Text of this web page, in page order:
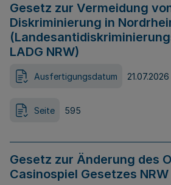
Gesetz zur Vermeidung
Diskriminierung in
LADG NRW)
Ausfertigungsdatum 21.07.2026
Seite 595
Gesetz zur Änderung des
Casinospiel Gesetzes NRW